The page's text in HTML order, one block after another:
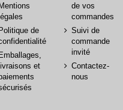
Politique de
Emballages,
livraisons et
de vos
commandes
Suivi de
commande
invité
Contactez-
nous